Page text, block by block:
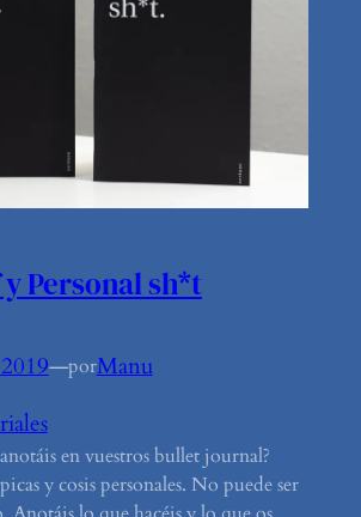
Personal sh*t
—porManu
en vuestros bullet journal?
y cosis personales. No puede ser